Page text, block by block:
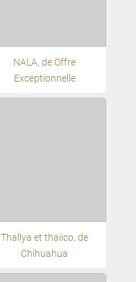
NALA, de Offre
Exceptionnelle
Thallya et thaiico, de
Chihuahua